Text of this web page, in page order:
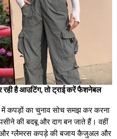
है आउटिंग, तो ट्राई करें फैशनेबल
में कपड़ों का चुनाव सोच समझ कर करना
की बदबू और दाग बन जाते हैं। वहीं
और ग्लैमरस कपड़े की बजाय कैजुअल और